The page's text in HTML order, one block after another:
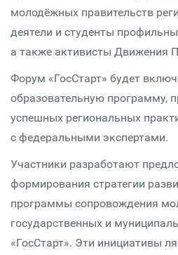
молодёжных правительств
деятели и студенты
а также активисты Движения
Форум «ГосСтарт» будет
образовательную программу,
успешных региональных
с федеральными экспертами.
Участники разработают
формирования стратегии
программы сопровождения
государственных и
«ГосСтарт». Эти инициативы